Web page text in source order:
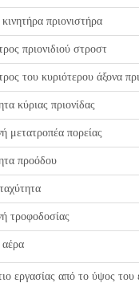
πριονιστήρα
πριονιδιού στροστ
του κυριότερου άξονα
κύριας πριονίδας
μετατροπέα πορείας
προόδου
τροφοδοσίας
εργασίας από το ύψος του